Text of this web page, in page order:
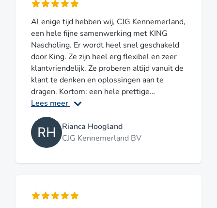
Al enige tijd hebben wij, CJG Kennemerland,
een hele fijne samenwerking met KING
Nascholing. Er wordt heel snel geschakeld
door King. Ze zijn heel erg flexibel en zeer
klantvriendelijk. Ze proberen altijd vanuit de
klant te denken en oplossingen aan te
dragen. Kortom: een hele prettige
samenwerking.
Lees meer
Rianca Hoogland
CJG Kennemerland BV